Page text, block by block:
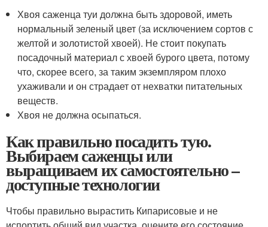
Хвоя саженца туи должна быть здоровой, иметь
нормальный зеленый цвет (за исключением сортов с
желтой и золотистой хвоей). Не стоит покупать
посадочный материал с хвоей бурого цвета, потому
что, скорее всего, за таким экземпляром плохо
ухаживали и он страдает от нехватки питательных
веществ.
Хвоя не должна осыпаться.
Как правильно посадить тую.
Выбираем саженцы или
выращиваем их самостоятельно –
доступные технологии
Чтобы правильно вырастить Кипарисовые и не